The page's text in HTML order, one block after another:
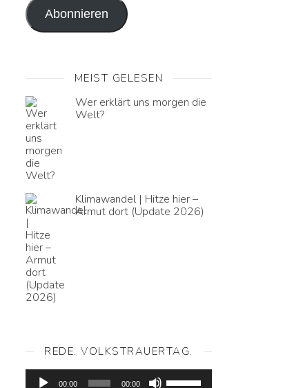
Abonnieren
MEIST GELESEN
Wer erklärt uns morgen die
Welt?
Klimawandel | Hitze hier –
Armut dort (Update 2026)
REDE. VOLKSTRAUERTAG.
Audio-
00:00 00:00